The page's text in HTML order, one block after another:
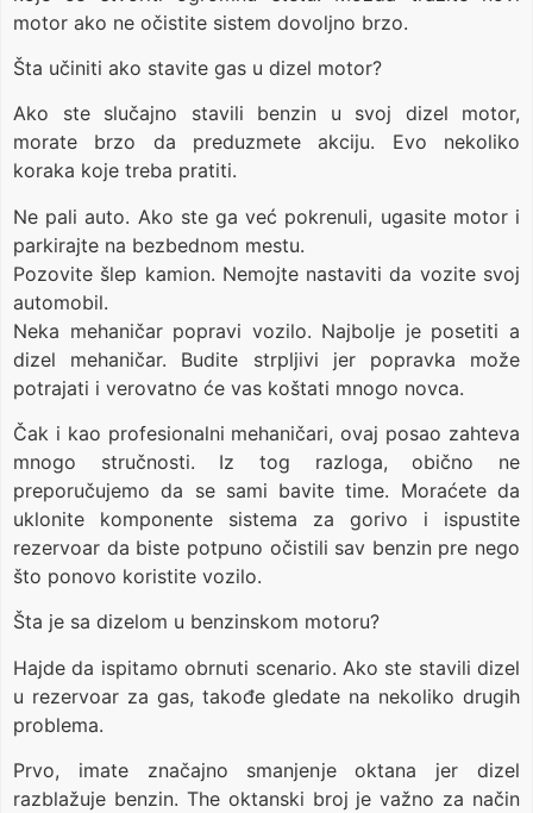
motor ako ne očistite sistem dovoljno brzo.
Šta učiniti ako stavite gas u dizel motor?
Ako ste slučajno stavili benzin u svoj dizel motor,
morate brzo da preduzmete akciju. Evo nekoliko
koraka koje treba pratiti.
Ne pali auto. Ako ste ga već pokrenuli, ugasite motor i
parkirajte na bezbednom mestu.
Pozovite šlep kamion. Nemojte nastaviti da vozite svoj
automobil.
Neka mehaničar popravi vozilo. Najbolje je posetiti a
dizel mehaničar. Budite strpljivi jer popravka može
potrajati i verovatno će vas koštati mnogo novca.
Čak i kao profesionalni mehaničari, ovaj posao zahteva
mnogo stručnosti. Iz tog razloga, obično ne
preporučujemo da se sami bavite time. Moraćete da
uklonite komponente sistema za gorivo i ispustite
rezervoar da biste potpuno očistili sav benzin pre nego
što ponovo koristite vozilo.
Šta je sa dizelom u benzinskom motoru?
Hajde da ispitamo obrnuti scenario. Ako ste stavili dizel
u rezervoar za gas, takođe gledate na nekoliko drugih
problema.
Prvo, imate značajno smanjenje oktana jer dizel
razblažuje benzin. The oktanski broj je važno za način